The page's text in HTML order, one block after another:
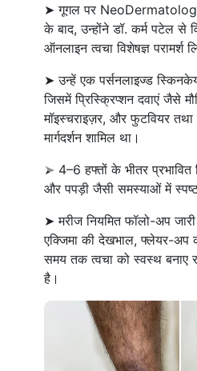
➤ गूगल पर
के बाद, उन्होंने डॉ. कर्म पटेल से
ऑनलाइन त्वचा विशेषज्ञ परामर्श
➤ उन्हें एक पर्सनलाइज्ड
जिसमें प्रिस्क्रिप्शन दवाएं जैसे
मॉइस्चराइज़र, और फुटवियर
मार्गदर्शन शामिल था।
➤ 4–6 हफ्तों के भीतर
और पपड़ी जैसी समस्याओं में
➤ मरीज नियमित फॉलो-अप
एक्जिमा की देखभाल, फ्लेयर-अप
समय तक त्वचा को स्वस्थ बनाए
है।
Previous